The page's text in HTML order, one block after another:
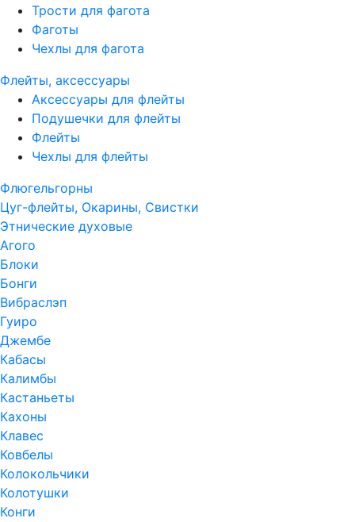
Трости для фагота
Фаготы
Чехлы для фагота
Флейты, аксессуары
Аксессуары для флейты
Подушечки для флейты
Флейты
Чехлы для флейты
Флюгельгорны
Цуг-флейты, Окарины, Свистки
Этнические духовые
Агого
Блоки
Бонги
Вибраслэп
Гуиро
Джембе
Кабасы
Калимбы
Кастаньеты
Кахоны
Клавес
Ковбелы
Колокольчики
Колотушки
Конги